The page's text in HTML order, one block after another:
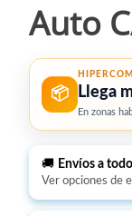
Auto
📦 Llega
En zonas
🚚 Envíos a
Ver opciones de